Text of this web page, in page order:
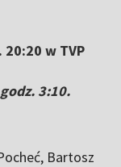
w TVP
3:10.
Bartosz